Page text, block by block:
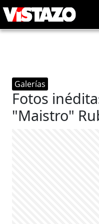
Galerías
Fotos
"Maistro"